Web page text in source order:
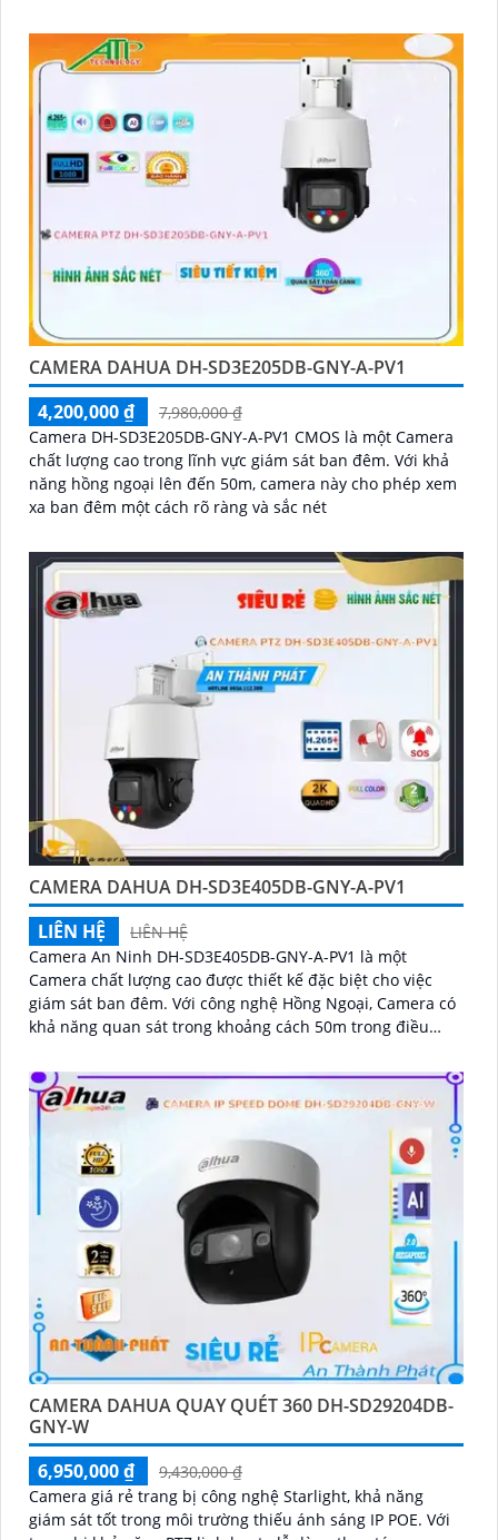
CAMERA DAHUA DH-SD3E205DB-GNY-A-PV1
4,200,000 ₫
7,980,000 ₫
Camera DH-SD3E205DB-GNY-A-PV1 CMOS là một Camera
chất lượng cao trong lĩnh vực giám sát ban đêm. Với khả
năng hồng ngoại lên đến 50m, camera này cho phép xem
xa ban đêm một cách rõ ràng và sắc nét
CAMERA DAHUA DH-SD3E405DB-GNY-A-PV1
LIÊN HỆ
LIÊN HỆ
Camera An Ninh DH-SD3E405DB-GNY-A-PV1 là một
Camera chất lượng cao được thiết kế đặc biệt cho việc
giám sát ban đêm. Với công nghệ Hồng Ngoại, Camera có
khả năng quan sát trong khoảng cách 50m trong điều
CAMERA DAHUA QUAY QUÉT 360 DH-SD29204DB-
GNY-W
6,950,000 ₫
9,430,000 ₫
Camera giá rẻ trang bị công nghệ Starlight, khả năng
giám sát tốt trong môi trường thiếu ánh sáng IP POE. Với